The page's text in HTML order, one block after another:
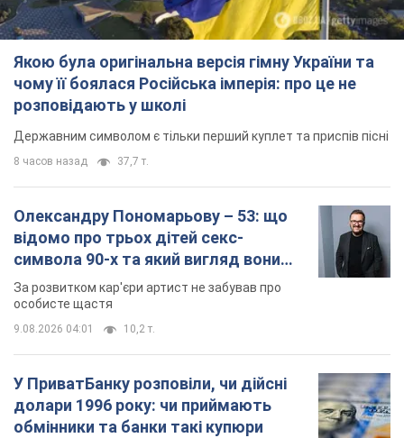
Якою була оригінальна версія гімну України та
чому її боялася Російська імперія: про це не
розповідають у школі
Державним символом є тільки перший куплет та приспів пісні
8 часов назад 37,7 т.
Олександру Пономарьову – 53: що
відомо про трьох дітей секс-
символа 90-х та який вигляд вони
мають
За розвитком кар'єри артист не забував про
особисте щастя
9.08.2026 04:01 10,2 т.
У ПриватБанку розповіли, чи дійсні
долари 1996 року: чи приймають
обмінники та банки такі купюри